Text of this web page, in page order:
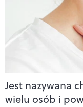
Jest nazywana
wielu osób i